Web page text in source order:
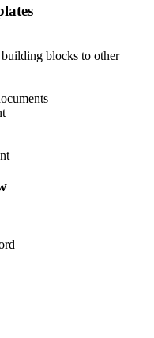
blocks to other